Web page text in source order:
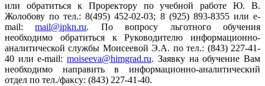
или обратиться к Проректору по учебной работе Ю. В.
Жолобову по тел.: 8(495) 452-02-03; 8 (925) 893-8355 или e-
mail:mail@ipkn.ru. По вопросу льготного обучения
необходимо обратиться к Руководителю информационно-
аналитической службы Моисеевой Э.А. по тел.: (843) 227-41-
40 или e-mail:moiseeva@himgrad.ru. Заявку на обучение Вам
необходимо направить в информационно-аналитический
отдел по тел./факсу: (843) 227-41-40.